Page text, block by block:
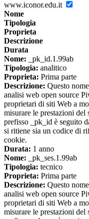
www.iconor.edu.it
Nome
Tipologia
Proprieta
Descrizione
Durata
Nome: _pk_id.1.99ab
Tipologia: analitico
Proprieta: Prima parte
Descrizione: Questo
analisi web open source
proprietari di siti Web a
misurare le prestazioni
prefisso _pk_id è seguito
si ritiene sia un codice di
cookie.
Durata: 1 anno
Nome: _pk_ses.1.99ab
Tipologia: tecnico
Proprieta: Prima parte
Descrizione: Questo
analisi web open source
proprietari di siti Web a
misurare le prestazioni